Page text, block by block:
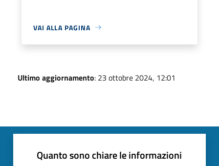
VAI ALLA PAGINA
Ultimo aggiornamento: 23 ottobre 2024, 12:01
Quanto sono chiare le informazioni